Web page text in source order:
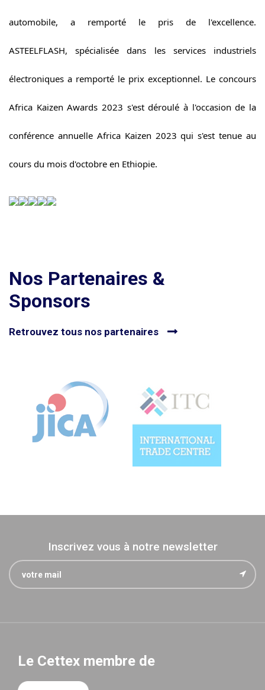
automobile, a remporté le pris de l'excellence.
ASTEELFLASH, spécialisée dans les services industriels
électroniques a remporté le prix exceptionnel. Le concours
Africa Kaizen Awards 2023 s'est déroulé à l'occasion de la
conférence annuelle Africa Kaizen 2023 qui s'est tenue au
cours du mois d'octobre en Ethiopie.
Nos Partenaires &
Sponsors
Retrouvez tous nos partenaires
Inscrivez vous à notre newsletter
Le Cettex membre de